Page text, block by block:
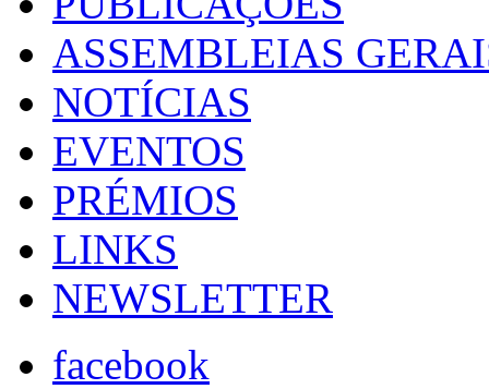
ASSEMBLEIAS
NOTÍCIAS
EVENTOS
PRÉMIOS
LINKS
NEWSLETTER
facebook